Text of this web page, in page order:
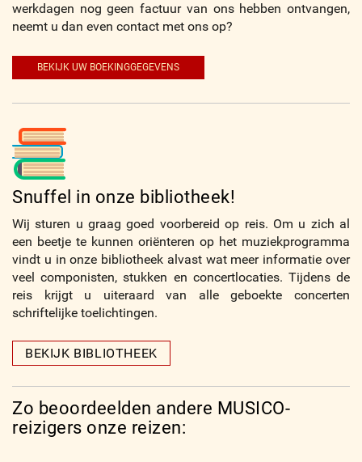
werkdagen nog geen factuur van ons hebben ontvangen,
neemt u dan even contact met ons op?
BEKIJK UW BOEKINGGEGEVENS
Snuffel in onze bibliotheek!
Wij sturen u graag goed voorbereid op reis. Om u zich al
een beetje te kunnen oriënteren op het muziekprogramma
vindt u in onze bibliotheek alvast wat meer informatie over
veel componisten, stukken en concertlocaties. Tijdens de
reis krijgt u uiteraard van alle geboekte concerten
schriftelijke toelichtingen.
BEKIJK BIBLIOTHEEK
Zo beoordeelden andere MUSICO-
reizigers onze reizen: